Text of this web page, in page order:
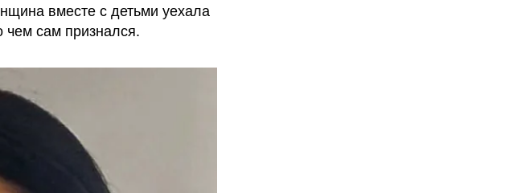
вместе с детьми уехала
чем сам признался.